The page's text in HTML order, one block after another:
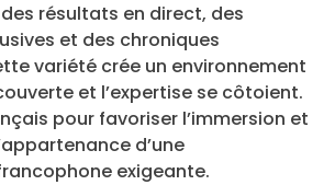
résultats en direct, des
et des chroniques
variété crée un environnement
et l’expertise se côtoient.
pour favoriser l’immersion et
d’une
exigeante.